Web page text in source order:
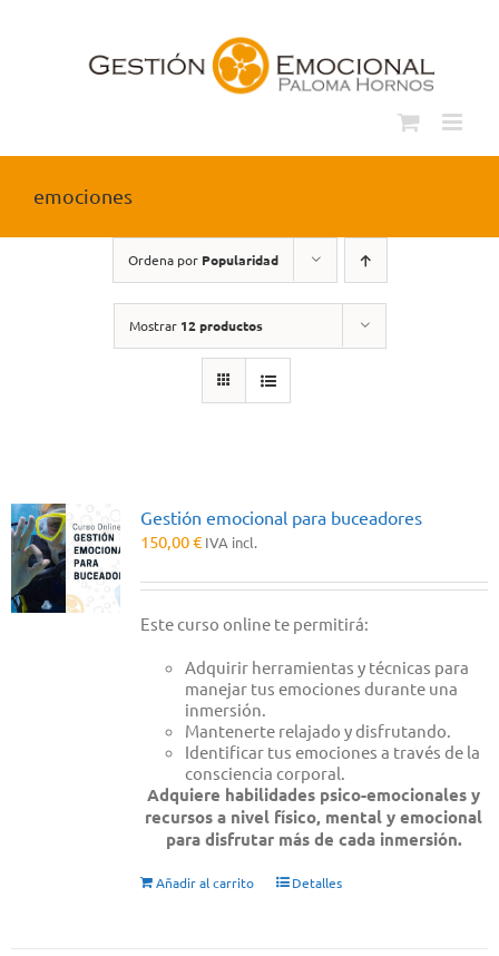
emociones
Ordena por Popularidad
Mostrar 12 productos
Gestión emocional para buceadores
150,00€ IVA incl.
Este curso online te permitirá:
Adquirir herramientas y técnicas para
manejar tus emociones durante una
inmersión.
Mantenerte relajado y disfrutando.
Identificar tus emociones a través de la
consciencia corporal.
Adquiere habilidades psico-emocionales y
recursos a nivel físico, mental y emocional
para disfrutar más de cada inmersión.
Añadir al carrito Detalles